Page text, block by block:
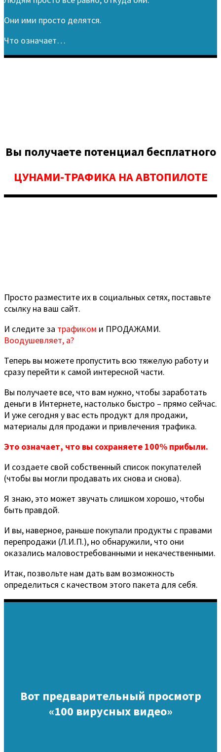
Они ими просто делятся.
Что означает…
Вы получаете потенциал бесплатного
ЦУНАМИ-ТРАФИКА НА АВТОПИЛОТЕ
Просто разместите их в социальных сетях, поставьте
ссылку на ваш сайт.
И следите за трафиком и ПРОДАЖАМИ.
Воодушевляет, а?
Теперь вы можете пропустить всю тяжелую работу и
сразу перейти к самой интересной части.
Вы получаете все, что вам нужно, чтобы заработать
деньги в Интернете, настолько быстро – прямо сейчас.
И уже сегодня у вас есть продукт для продажи,
материалы для продажи и привлечения трафика.
Это означает, что вы сохраняете 100% прибыли.
И создаете свой собственный список покупателей
(чтобы вы могли продавать их снова и снова).
Я знаю, это может звучать слишком хорошо, чтобы
быть правдой.
И вы, наверное, раньше покупали продукты с правами
перепродажи (Л.И.П.), но обнаружили, что они
оказались маловостребованными и некачественными.
Итак, позвольте нам дать вам возможность
определиться с качеством этого пакета для себя.
Вот предварительный просмотр
«100 вирусных видео»